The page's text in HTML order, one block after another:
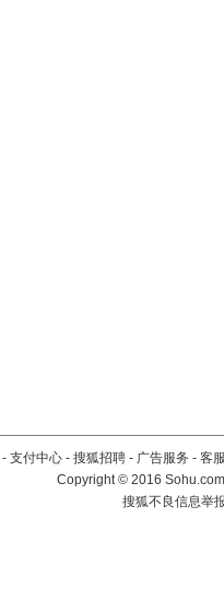
- 支付中心 - 搜狐招聘 - 广告服务 - 客
Copyright©2016
搜狐不良信息举